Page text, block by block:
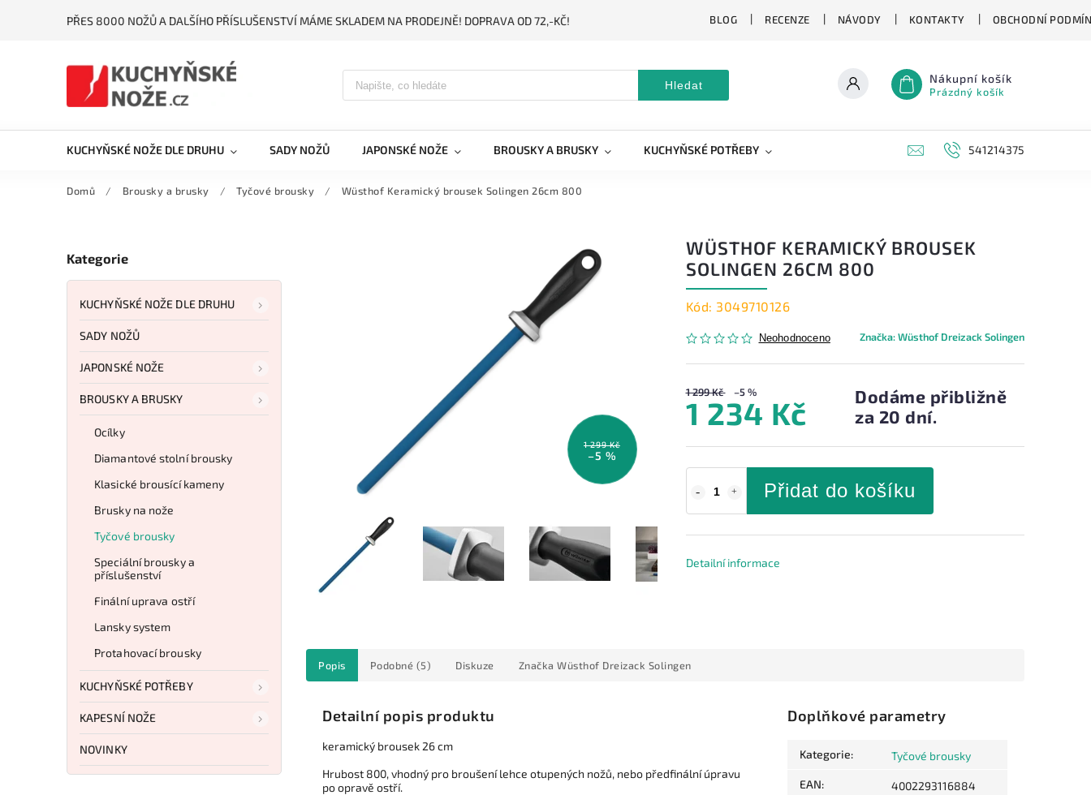
PŘES 8000 NOŽŮ A DALŠÍHO PŘÍSLUŠENSTVÍ MÁME SKLADEM NA PRODEJNĚ! DOPRAVA OD 72,-KČ! BLOG RECENZE NÁVODY KONTAKTY OBCHODNÍ
Hledat Nákupní košík
Prázdný košík
KUCHYŇSKÉ NOŽE DLE DRUHU SADY NOŽŮ JAPONSKÉ NOŽE BROUSKY A BRUSKY KUCHYŇSKÉ POTŘEBY NOVINKY ZNAČKY
541214375
Domů / Brousky a brusky / Tyčové brousky / Wüsthof Keramický brousek Solingen 26cm 800
Kategorie
KUCHYŇSKÉ NOŽE DLE DRUHU
SADY NOŽŮ
JAPONSKÉ NOŽE
BROUSKY A BRUSKY
Ocílky
Diamantové stolní brousky
Klasické brousící kameny
Brusky na nože
Tyčové brousky
Speciální brousky a
příslušenství
Finální uprava ostří
Lansky system
Protahovací brousky
KUCHYŇSKÉ POTŘEBY
KAPESNÍ NOŽE
NOVINKY
1 299 Kč
–5 %
WÜSTHOF KERAMICKÝ BROUSEK
SOLINGEN 26CM 800
Kód: 3049710126
Neohodnoceno Značka:Wüsthof Dreizack Solingen
1 299 Kč –5 %
1 234 Kč
Dodáme přibližně
za 20 dní.
Přidat do košíku
Detailní informace
Popis Podobné (5) Diskuze Značka Wüsthof Dreizack Solingen
Detailní popis produktu
keramický brousek 26 cm
Hrubost 800, vhodný pro broušení lehce otupených nožů, nebo předfinální úpravu
po opravě ostří.
Doplňkové parametry
Kategorie: Tyčové brousky
EAN: 4002293116884